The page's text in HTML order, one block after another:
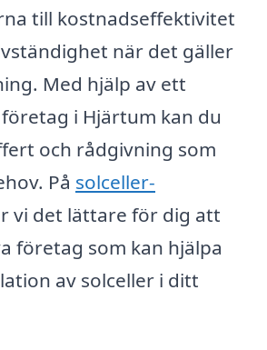
till kostnadseffektivitet
när det gäller
Med hjälp av ett
i Hjärtum kan du
och rådgivning som
På solceller-
vi det lättare för dig att
företag som kan hjälpa
av solceller i ditt